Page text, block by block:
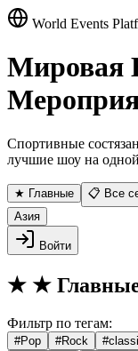
World Events
Мировая
Спортивные
лучшие шоу на
★ Главные 📋 Все
Азия
Войти
★ ★
Фильтр по тегам:
#Pop #Rock #